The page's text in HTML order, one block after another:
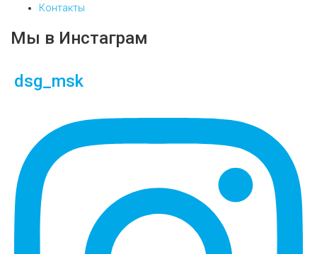
Контакты
Мы в Инстаграм
dsg_msk